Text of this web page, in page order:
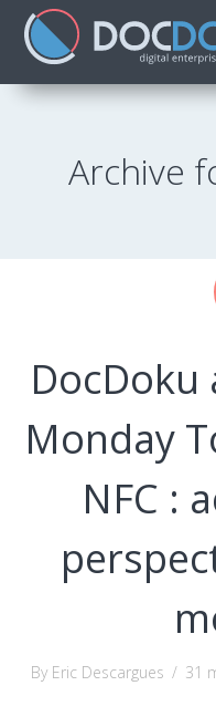
Archive
Monday
NFC :
By Eric Descargues / 31